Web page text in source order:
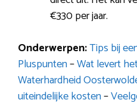
€330 per jaar.
Onderwerpen:Tips bij
Pluspunten–Wat levert
Waterhardheid
uiteindelijke kosten–